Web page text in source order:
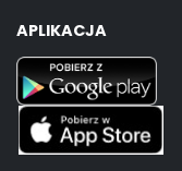
APLIKACJA